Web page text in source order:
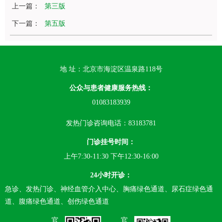
上一篇： 第三版
下一篇： 第五版
地 址：北京市海淀区温泉路118号
公众与患者健康服务热线：
01083183939
发热门诊咨询电话：83183781
门诊挂号时间：
上午7:30-11:30 下午12:30-16:00
24小时开诊：
急诊、发热门诊、神经血管介入中心、胸痛绿色通道、尿石症绿色通
道、腹痛绿色通道、创伤绿色通道
官 官